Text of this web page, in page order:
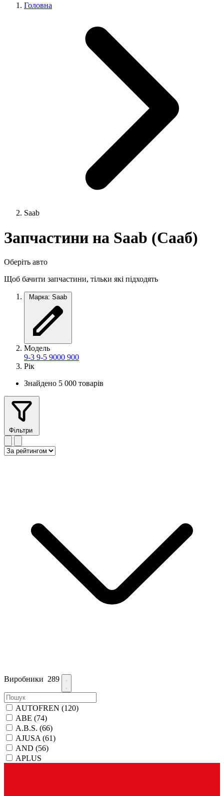
Головна
Saab
Запчастини на Saab (Сааб)
Оберіть авто
Щоб бачити запчастини, тільки які підходять
Марка: Saab
Модель
9-3 9-5 9000 900
Рік
Знайдено 5 000 товарів
Фільтри
Виробники 289
AUTOFREN (120)
ABE (74)
A.B.S. (66)
AJUSA (61)
AND (56)
APLUS